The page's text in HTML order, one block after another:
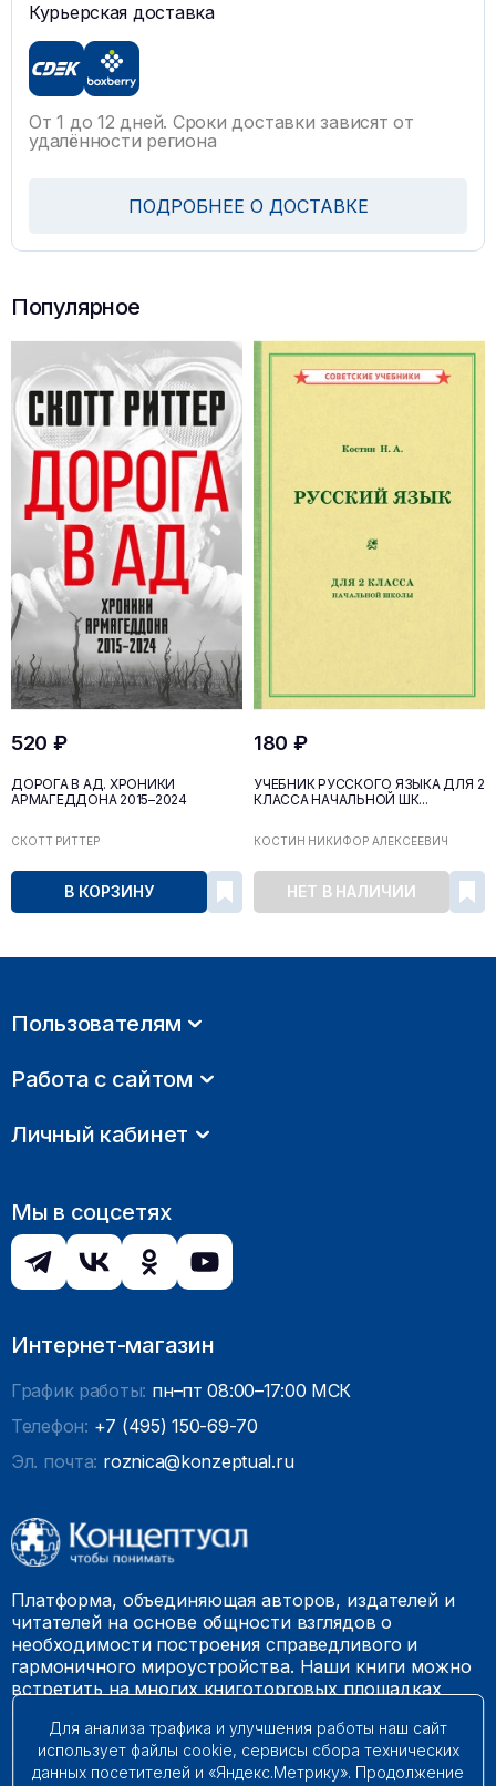
Курьерская доставка
От 1 до 12 дней. Сроки доставки зависят от
удалённости региона
ПОДРОБНЕЕ О ДОСТАВКЕ
Популярное
520 ₽
ДОРОГА В АД. ХРОНИКИ
АРМАГЕДДОНА 2015–2024
СКОТТ РИТТЕР
В КОРЗИНУ
180 ₽
УЧЕБНИК РУССКОГО ЯЗЫКА ДЛЯ 2
КЛАССА НАЧАЛЬНОЙ ШК...
КОСТИН НИКИФОР АЛЕКСЕЕВИЧ
НЕТ В НАЛИЧИИ
Пользователям
Работа с сайтом
Личный кабинет
Мы в соцсетях
Интернет-магазин
График работы: пн–пт 08:00–17:00 МСК
Телефон: +7 (495) 150-69-70
Эл. почта: roznica@konzeptual.ru
Платформа, объединяющая авторов, издателей и
читателей на основе общности взглядов о
необходимости построения справедливого и
гармоничного мироустройства. Наши книги можно
встретить на многих книготорговых площадках
© 2009 – 2026. Все права защищены.
Для анализа трафика и улучшения работы наш сайт
использует файлы cookie, сервисы сбора технических
данных посетителей и «Яндекс.Метрику». Продолжение